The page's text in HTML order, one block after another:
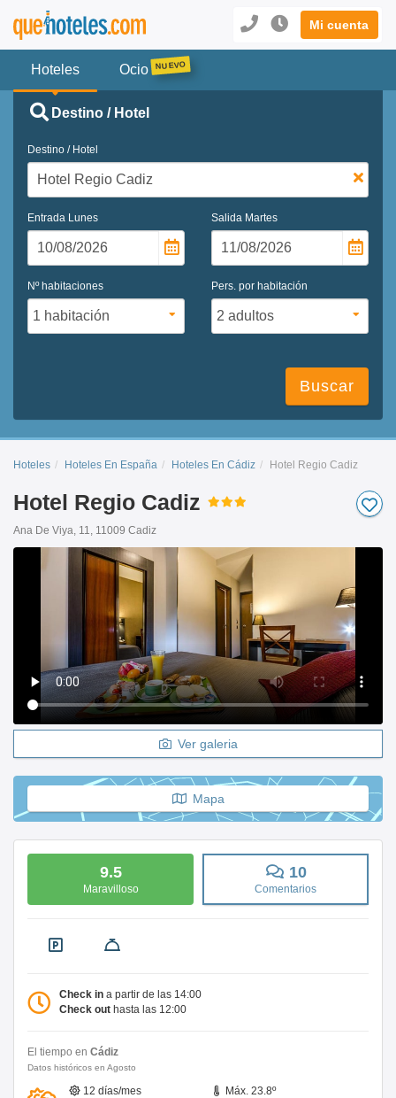
Mi cuenta
Hoteles Ocio
Destino / Hotel
Destino / Hotel
Entrada Lunes Salida Martes
Nº habitaciones Pers. por habitación
Buscar
Hoteles Hoteles En España Hoteles En Cádiz Hotel Regio Cadiz
Hotel Regio Cadiz
Ana De Viya, 11, 11009 Cadiz
Ver galeria
Mapa
9.5
Maravilloso
10
Comentarios
Check in a partir de las 14:00
Check out hasta las 12:00
El tiempo en Cádiz
Datos históricos en Agosto
12 días/mes
Máx. 23.8º